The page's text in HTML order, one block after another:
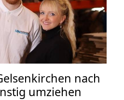
nach
umziehen